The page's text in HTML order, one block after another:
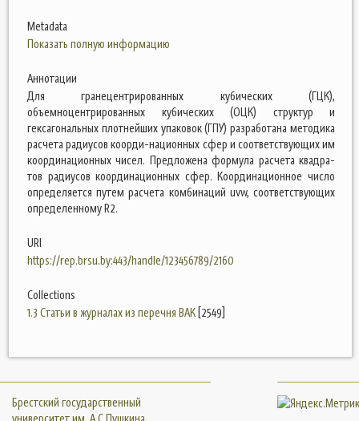
Metadata
Показать полную информацию
Аннотации
Для гранецентрированных кубических (ГЦК),
объемноцентрированных кубических (ОЦК) структур и
гексагональных плотнейших упаковок (ГПУ) разработана методика
расчета радиусов коорди-национных сфер и соответствующих им
координационных чисел. Предложена формула расчета квадра-
тов радиусов координационных сфер. Координационное число
определяется путем расчета комбинаций uvw, соответствующих
определенному R2.
URI
https://rep.brsu.by:443/handle/123456789/2160
Collections
1.3 Статьи в журналах из перечня ВАК [2549]
Брестский государственный